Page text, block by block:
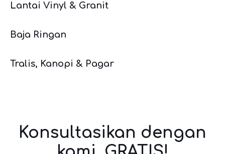
Lantai Vinyl & Granit
Baja Ringan
Tralis, Kanopi & Pagar
Konsultasikan dengan